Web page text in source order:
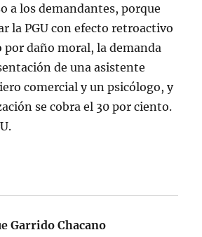
a los demandantes, porque
la PGU con efecto retroactivo
por daño moral, la demanda
de una asistente
comercial y un psicólogo, y
se cobra el 30 por ciento.
Garrido Chacano